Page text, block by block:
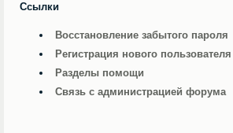
Ссылки
Восстановление забытого пароля
Регистрация нового пользователя
Разделы помощи
Связь с администрацией форума